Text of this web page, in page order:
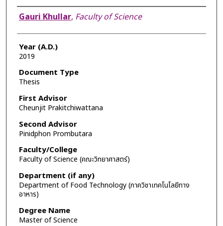
Author
Gauri Khullar, Faculty of Science
Year (A.D.)
2019
Document Type
Thesis
First Advisor
Cheunjit Prakitchiwattana
Second Advisor
Pinidphon Prombutara
Faculty/College
Faculty of Science (คณะวิทยาศาสตร์)
Department (if any)
Department of Food Technology (ภาควิชาเทคโนโลยีทาง
อาหาร)
Degree Name
Master of Science